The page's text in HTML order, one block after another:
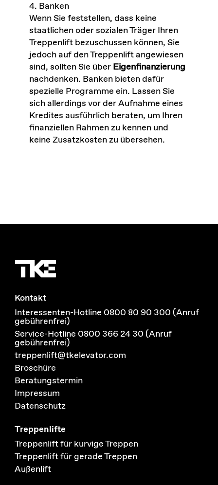
4. Banken
Wenn Sie feststellen, dass keine
staatlichen oder sozialen Träger Ihren
Treppenlift bezuschussen können, Sie
jedoch auf den Treppenlift angewiesen
sind, sollten Sie über Eigenfinanzierung
nachdenken. Banken bieten dafür
spezielle Programme ein. Lassen Sie
sich allerdings vor der Aufnahme eines
Kredites ausführlich beraten, um Ihren
finanziellen Rahmen zu kennen und
keine Zusatzkosten zu übersehen.
Kontakt
Interessenten-Hotline 0800 80 90 300 (Anruf
gebührenfrei)
Service-Hotline 0800 366 24 30 (Anruf
gebührenfrei)
treppenlift@tkelevator.com
Broschüre
Beratungstermin
Impressum
Datenschutz
Treppenlifte
Treppenlift für kurvige Treppen
Treppenlift für gerade Treppen
Außenlift